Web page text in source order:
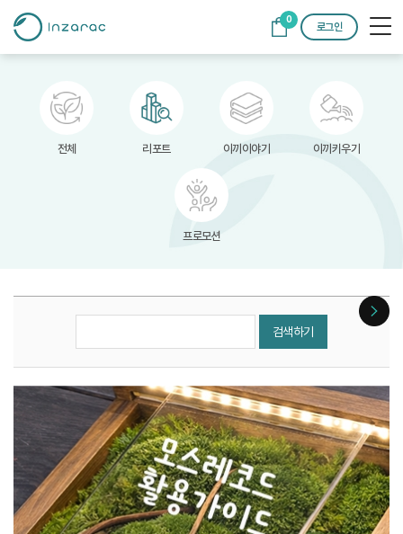
0
로그인
전체 리포트 이끼이야기 이끼키우기
프로모션
검색하기